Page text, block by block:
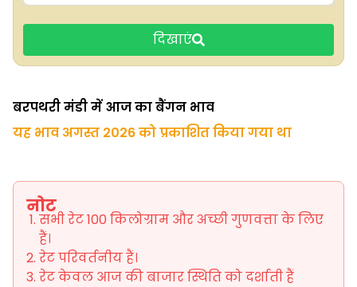
दिखाएं
बरपथरी मंडी में आज का बैंगन भाव
यह भाव अगस्त 2026 को प्रकाशित किया गया था
नोट
सभी रेट 100 किलोग्राम और अच्छी गुणवत्ता के लिए
हैं।
रेट परिवर्तनीय हैं।
रेट केवल आज की बाजार स्थिति को दर्शाती हैं